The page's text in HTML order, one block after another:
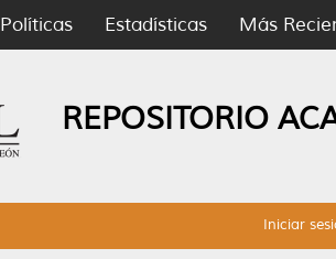
Políticas Estadísticas Más
REPOSITORIO
Iniciar